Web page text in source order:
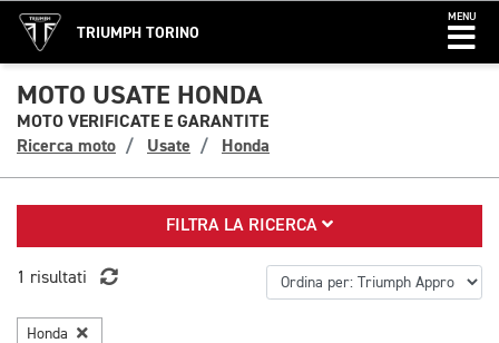
TRIUMPH TORINO
MENU
MOTO USATE HONDA
MOTO VERIFICATE E GARANTITE
Ricerca moto
Usate Honda
FILTRA LA RICERCA
1 risultati
Honda